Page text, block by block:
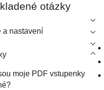
otázky
a nastavení
moje PDF vstupenky